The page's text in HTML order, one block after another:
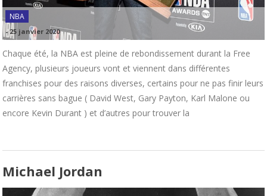
NBA
-25 janvier 2020
Chaque été, la NBA est pleine de rebondissement durant la Free
Agency, plusieurs joueurs vont et viennent dans différentes
franchises pour des raisons diverses, certains pour ne pas finir leurs
carrières sans bague ( David West, Gary Payton, Karl Malone ou
encore Kevin Durant ) et d’autres pour trouver la
Michael Jordan